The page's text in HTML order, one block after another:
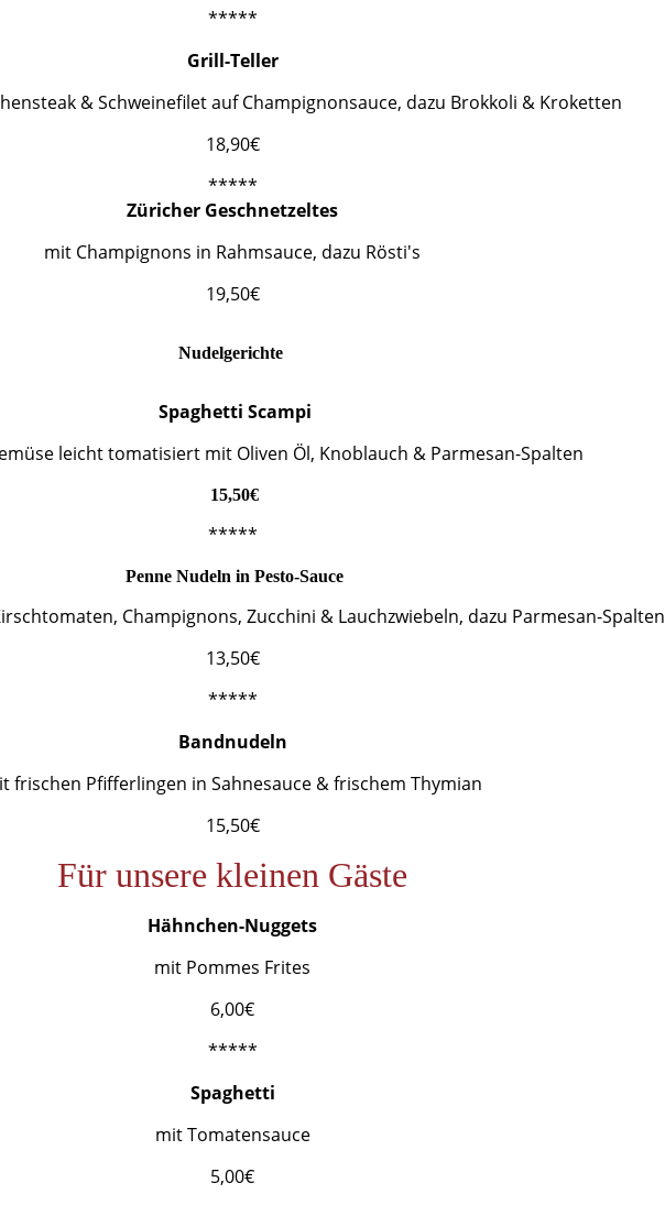
*****
Grill-Teller
& Schweinefilet auf Champignonsauce, dazu Brokkoli & Kroketten
18,90€
*****
Züricher Geschnetzeltes
mit Champignons in Rahmsauce, dazu Rösti's
19,50€
Nudelgerichte
Spaghetti Scampi
leicht tomatisiert mit Oliven Öl, Knoblauch & Parmesan-Spalten
15,50€
*****
Penne Nudeln in Pesto-Sauce
Champignons, Zucchini & Lauchzwiebeln, dazu Parmesan-Spalten
13,50€
*****
Bandnudeln
frischen Pfifferlingen in Sahnesauce & frischem Thymian
15,50€
Für unsere kleinen Gäste
Hähnchen-Nuggets
mit Pommes Frites
6,00€
*****
Spaghetti
mit Tomatensauce
5,00€